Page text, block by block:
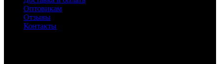
Оптовикам
Отзывы
Контакты